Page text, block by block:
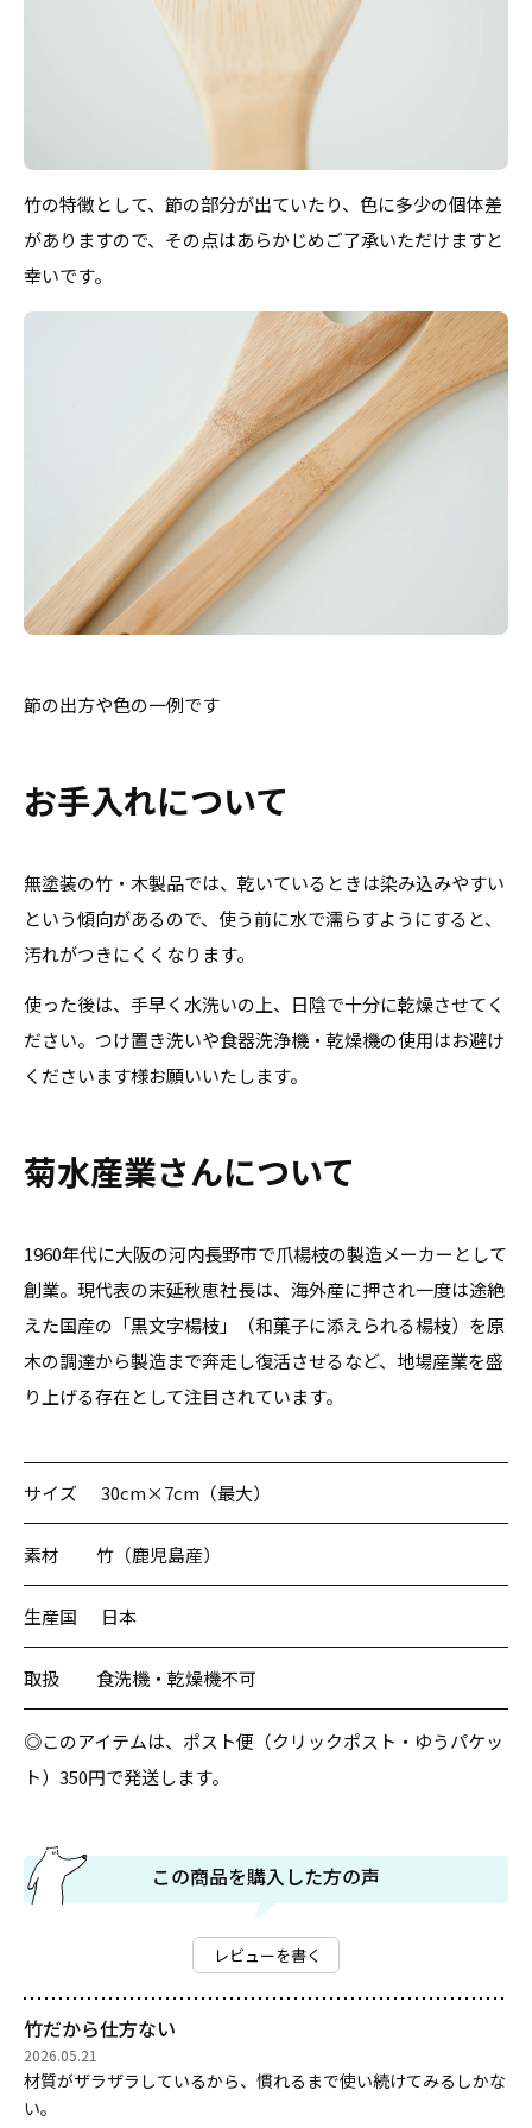
竹の特徴として、節の部分が出ていたり、色に多少の個体差
がありますので、その点はあらかじめご了承いただけますと
幸いです。
節の出方や色の一例です
お手入れについて
無塗装の竹・木製品では、乾いているときは染み込みやすい
という傾向があるので、使う前に水で濡らすようにすると、
汚れがつきにくくなります。
使った後は、手早く水洗いの上、日陰で十分に乾燥させてく
ださい。つけ置き洗いや食器洗浄機・乾燥機の使用はお避け
くださいます様お願いいたします。
菊水産業さんについて
1960年代に大阪の河内長野市で爪楊枝の製造メーカーとして
創業。現代表の末延秋恵社長は、海外産に押され一度は途絶
えた国産の「黒文字楊枝」（和菓子に添えられる楊枝）を原
木の調達から製造まで奔走し復活させるなど、地場産業を盛
り上げる存在として注目されています。
サイズ 30cm×7cm（最大）
素材 竹（鹿児島産）
生産国 日本
取扱 食洗機・乾燥機不可
◎このアイテムは、ポスト便（クリックポスト・ゆうパケッ
ト）350円で発送します。
この商品を購入した方の声
レビューを書く
竹だから仕方ない
2026.05.21
材質がザラザラしているから、慣れるまで使い続けてみるしかな
い。